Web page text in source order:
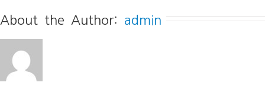
About the Author: admin